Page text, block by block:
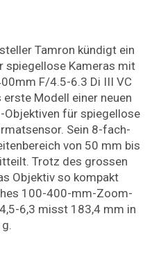
Tamron kündigt ein
spiegellose Kameras mit
F/4.5-6.3 Di III VC
Modell einer neuen
Objektiven für spiegellose
Sein 8-fach-
von 50 mm bis
Trotz des grossen
Objektiv so kompakt
100-400-mm-Zoom-
6,3 misst 183,4 mm in